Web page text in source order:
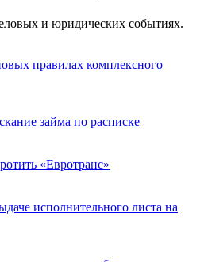
и юридических событиях.
правилах комплексного
займа по расписке
«Евротранс»
исполнительного листа на